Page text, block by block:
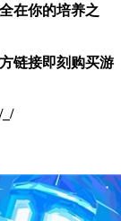
在你的培养之
链接即刻购买游